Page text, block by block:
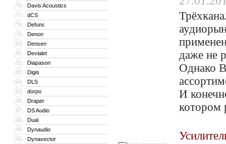
76 Davis Acoustics
77 dCS
78 Defunc
79 Denon
80 Densen
81 Devialet
82 Diapason
83 Digis
84 DLS
85 dorpo
86 Draper
87 DS Audio
88 Dual
89 Dynaudio
90 Dynavector
даже не
Однако
И
котором